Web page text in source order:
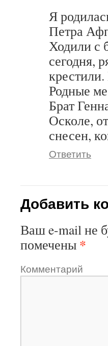
Я
Петра
Ходили с
сегодня,
Родные
Брат
Осколе,
снесен,
Ответить
Добавить
Ваш e-mail не
помечены *
Комментарий